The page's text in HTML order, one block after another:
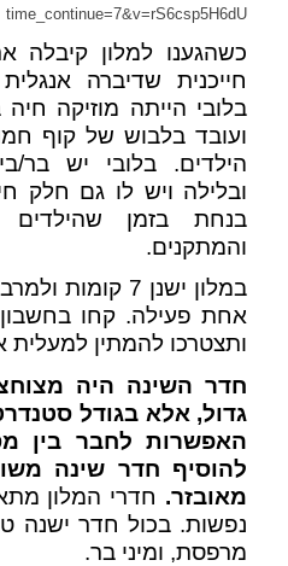
time_continue=7&v=rS6csp5H6dU
כשהגענו למלון קיבלה
חייכנית שדיברה
בלובי הייתה מוזיקה חיה
ועובד בלבוש של קוף
הילדים. בלובי יש בר/
ובלילה ויש לו גם חלק
בנחת בזמן
והמתקנים.
במלון ישנן 7
אחת פעילה. קחו
ותצטרכו להמתין למעלית
חדר השינה היה
גדול, אלא בגודל
האפשרות לחבר בין
להוסיף חדר שינה
מאובזר.
נפשות. בכול חדר ישנה
מרפסת, ומיני בר.